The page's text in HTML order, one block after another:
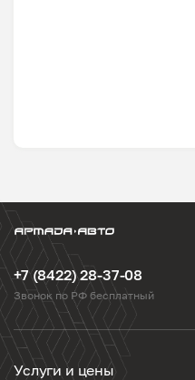
+7 (8422) 28-37-08
Звонок по РФ бесплатный
Услуги и цены